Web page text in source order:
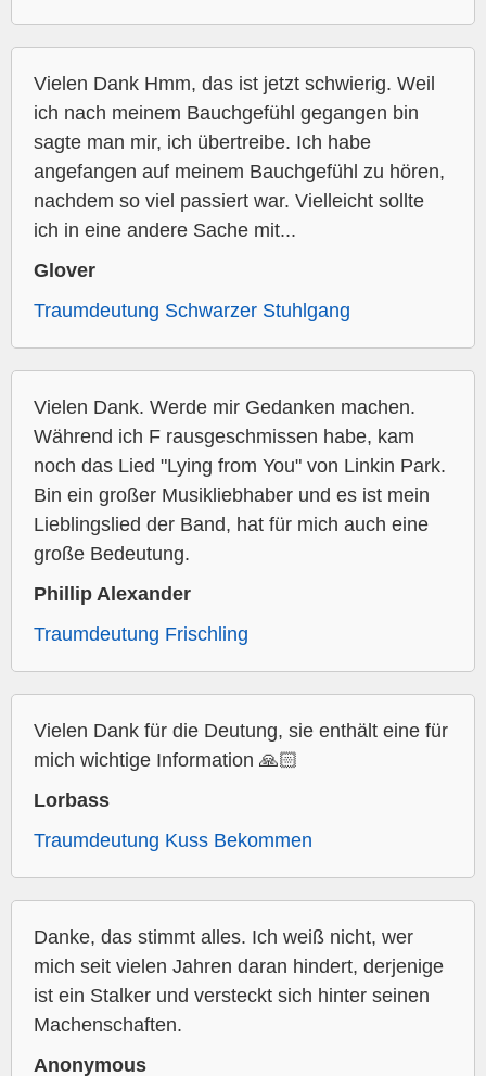
Vielen Dank Hmm, das ist jetzt schwierig. Weil
ich nach meinem Bauchgefühl gegangen bin
sagte man mir, ich übertreibe. Ich habe
angefangen auf meinem Bauchgefühl zu hören,
nachdem so viel passiert war. Vielleicht sollte
ich in eine andere Sache mit...
Glover
Traumdeutung Schwarzer Stuhlgang
Vielen Dank. Werde mir Gedanken machen.
Während ich F rausgeschmissen habe, kam
noch das Lied "Lying from You" von Linkin Park.
Bin ein großer Musikliebhaber und es ist mein
Lieblingslied der Band, hat für mich auch eine
große Bedeutung.
Phillip Alexander
Traumdeutung Frischling
Vielen Dank für die Deutung, sie enthält eine für
mich wichtige Information 🙏🏻
Lorbass
Traumdeutung Kuss Bekommen
Danke, das stimmt alles. Ich weiß nicht, wer
mich seit vielen Jahren daran hindert, derjenige
ist ein Stalker und versteckt sich hinter seinen
Machenschaften.
Anonymous